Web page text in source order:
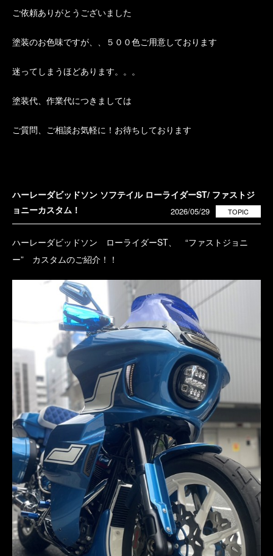
ご依頼ありがとうございました
塗装のお色味ですが、、５００色ご用意しております
迷ってしまうほどあります。。。
塗装代、作業代につきましては
ご質問、ご相談お気軽に！お待ちしております
ハーレーダビッドソン ソフテイル ローライダーST/ ファストジ
ョニーカスタム！
TOPIC
2026/05/29
ハーレーダビッドソン ローライダーST、 “ファストジョニ
ー” カスタムのご紹介！！